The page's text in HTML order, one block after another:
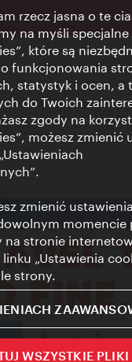
danych osobowych
rzecz jasna o te
na myśli
które są
funkcjonowania
statystyk i ocen, a
do Twoich
zgody na
możesz zmienić
zmienić
momencie
na stronie
„Ustawienia
strony.
WSZYSTKIE